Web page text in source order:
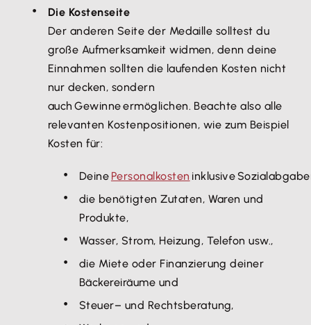
Die Kostenseite
Der anderen Seite der Medaille solltest du
große Aufmerksamkeit widmen, denn deine
Einnahmen sollten die laufenden Kosten nicht
nur decken, sondern
auch Gewinne ermöglichen. Beachte also alle
relevanten Kostenpositionen, wie zum Beispiel
Kosten für:
Deine Personalkosten inklusive
die benötigten Zutaten, Waren und
Produkte,
Wasser, Strom, Heizung, Telefon usw.,
die Miete oder Finanzierung deiner
Bäckereiräume und
Steuer– und Rechtsberatung,